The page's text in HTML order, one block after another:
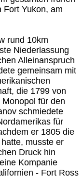
Fort Yukon, am
rund 10km
Niederlassung
Alleinanspruch
gemeinsam mit
die 1799 von
für den
schmiedete
für
er 1805 die
musste er
Druck hin
Kompanie
- Fort Ross